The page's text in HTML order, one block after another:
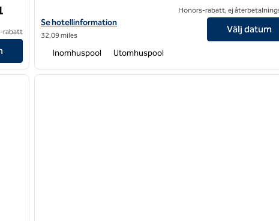
rabatt
Visa hotelluppgifter för Hilton Mexico City Reforma
Se hotellinformation
32,09 miles
Honors-rabatt, ej
Välj datum
Inomhuspool Utomhuspool
1/11
nästa bild1 av 12